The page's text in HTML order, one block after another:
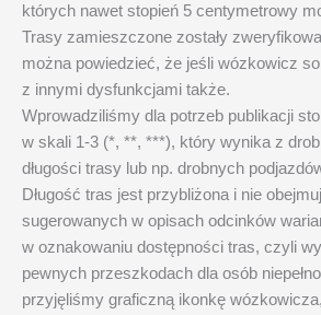
których nawet stopień 5 centymetrowy
Trasy zamieszczone zostały
można powiedzieć, że jeśli wózkowicz
z innymi dysfunkcjami także.
Wprowadziliśmy dla potrzeb publikacji
w skali 1-3 (*, **, ***), który wynika z
długości trasy lub np. drobnych
Długość tras jest przybliżona i nie
sugerowanych w opisach odcinków
w oznakowaniu dostępności tras, czyli
pewnych przeszkodach dla osób
przyjęliśmy graficzną ikonkę